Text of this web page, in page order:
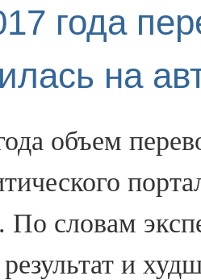
года
на
объем
словам
и